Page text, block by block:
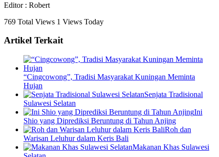
Editor : Robert
769 Total Views 1 Views Today
Artikel Terkait
“Cingcowong”, Tradisi Masyarakat Kuningan Meminta
Hujan
Senjata Tradisional
Sulawesi Selatan
Ini
Shio yang Diprediksi Beruntung di Tahun Anjing
Roh dan
Warisan Leluhur dalam Keris Bali
Makanan Khas Sulawesi